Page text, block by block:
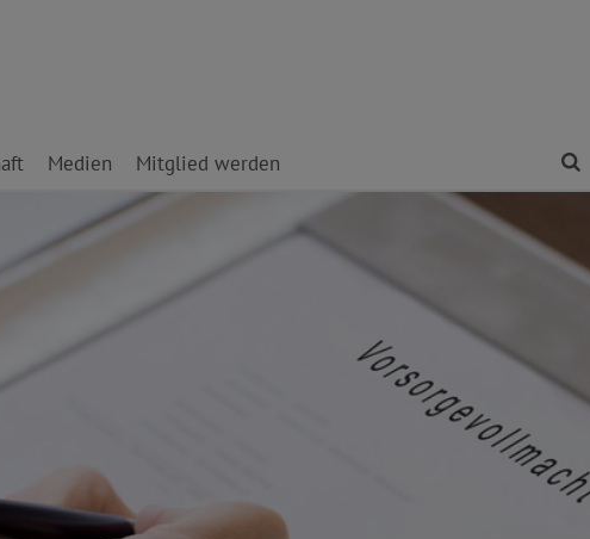
Medien Mitglied werden